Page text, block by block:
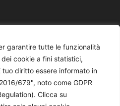
garantire tutte le funzionalità
cookie a fini statistici,
diritto essere informato in
679", noto come GDPR
Clicca su